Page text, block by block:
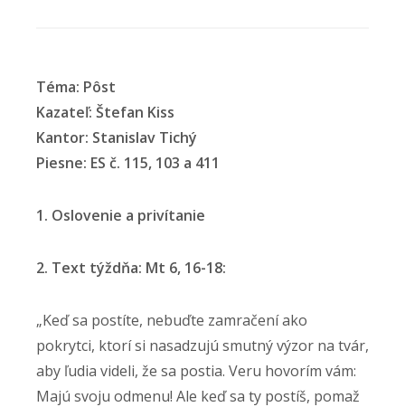
Téma: Pôst
Kazateľ: Štefan Kiss
Kantor: Stanislav Tichý
Piesne: ES č. 115, 103 a 411
1. Oslovenie a privítanie
2. Text týždňa: Mt 6, 16-18:
„Keď sa postíte, nebuďte zamračení ako
pokrytci, ktorí si nasadzujú smutný výzor na tvár,
aby ľudia videli, že sa postia. Veru hovorím vám:
Majú svoju odmenu! Ale keď sa ty postíš, pomaž